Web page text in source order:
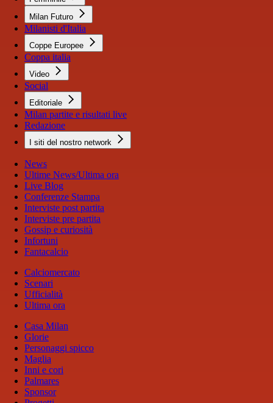
Milan Futuro
Milanisti d'Italia
Coppe Europee
Coppa italia
Video
Social
Editoriale
Milan partite e risultati live
Redazione
I siti del nostro network
News
Ultime News/Ultima ora
Live Blog
Conferenze Stampa
Interviste post partita
Interviste pre partita
Gossip e curiosità
Infortuni
Fantacalcio
Calciomercato
Scenari
Ufficialità
Ultima ora
Casa Milan
Glorie
Personaggi spicco
Maglia
Inni e cori
Palmares
Sponsor